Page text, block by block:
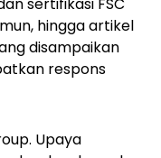
sertifikasi FSC
hingga artikel
disampaikan
respons
Upaya